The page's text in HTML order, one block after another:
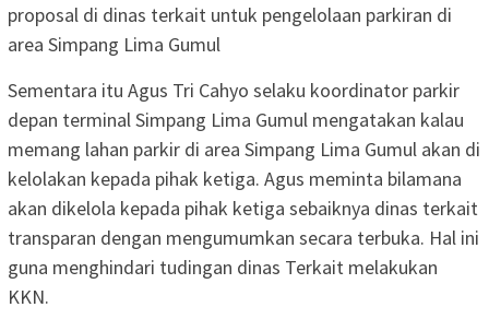
proposal di dinas terkait untuk pengelolaan parkiran di
area Simpang Lima Gumul
Sementara itu Agus Tri Cahyo selaku koordinator parkir
depan terminal Simpang Lima Gumul mengatakan kalau
memang lahan parkir di area Simpang Lima Gumul akan di
kelolakan kepada pihak ketiga. Agus meminta bilamana
akan dikelola kepada pihak ketiga sebaiknya dinas terkait
transparan dengan mengumumkan secara terbuka. Hal ini
guna menghindari tudingan dinas Terkait melakukan
KKN.